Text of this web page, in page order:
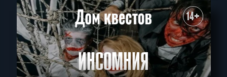
14+
ИНСОМНИЯ